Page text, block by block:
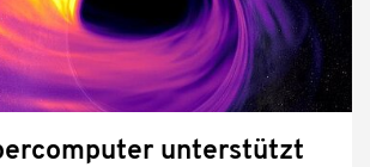
unterstützt